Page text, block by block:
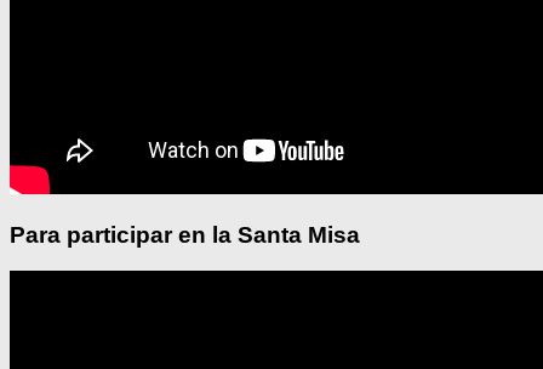
Para participar en la Santa Misa